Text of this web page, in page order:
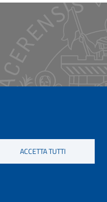
ACCETTA TUTTI